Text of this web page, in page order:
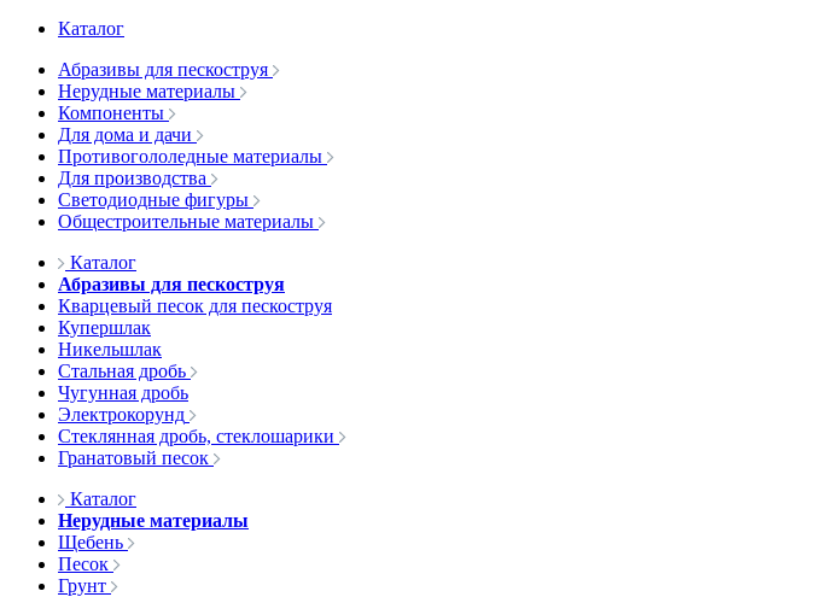
Каталог
Абразивы для пескоструя
Нерудные материалы
Компоненты
Для дома и дачи
Противогололедные материалы
Для производства
Светодиодные фигуры
Общестроительные материалы
Каталог
Абразивы для пескоструя
Кварцевый песок для пескоструя
Купершлак
Никельшлак
Стальная дробь
Чугунная дробь
Электрокорунд
Стеклянная дробь, стеклошарики
Гранатовый песок
Каталог
Нерудные материалы
Щебень
Песок
Грунт